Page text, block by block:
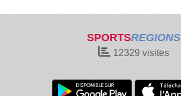
SPORTSREGIONS
12329 visites